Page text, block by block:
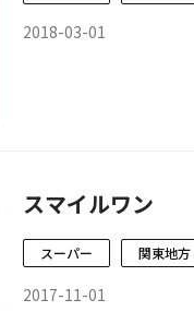
2018-03-01
スマイルワン
スーパー 関東地方
2017-11-01